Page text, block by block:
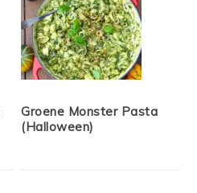
Groene Monster Pasta
(Halloween)